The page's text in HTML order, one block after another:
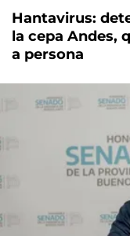
Hantavirus:
la cepa Andes,
a persona